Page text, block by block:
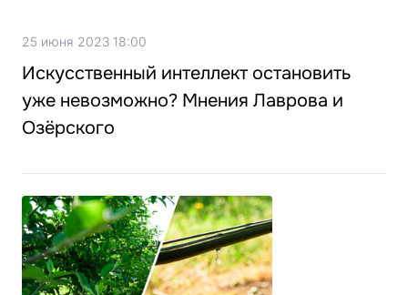
25 июня 2023 18:00
Искусственный интеллект остановить
уже невозможно? Мнения Лаврова и
Озёрского